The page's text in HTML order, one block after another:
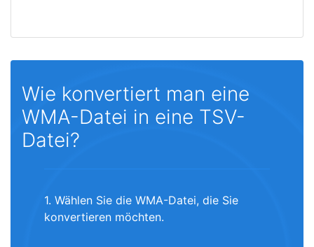
Wie konvertiert man eine
WMA-Datei in eine TSV-
Datei?
1. Wählen Sie die WMA-Datei, die Sie
konvertieren möchten.